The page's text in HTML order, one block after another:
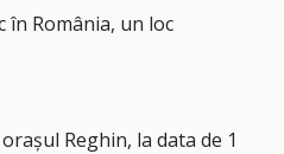
în România, un loc
Reghin, la data de 1